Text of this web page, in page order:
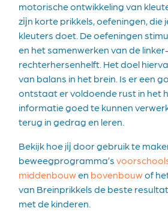
motorische ontwikkeling van
zĳn korte prikkels, oefeningen, die
kleuters doet. De oefeningen
en het samenwerken van de
rechterhersenhelft. Het doel
van balans in het brein. Is er een
ontstaat er voldoende rust in het
informatie goed te kunnen
terug in gedrag en leren.
Bekijk hoe jĳ door gebruik te
beweegprogramma’s
middenbouwen bovenbouwof
van Breinprikkels de beste
met de kinderen.